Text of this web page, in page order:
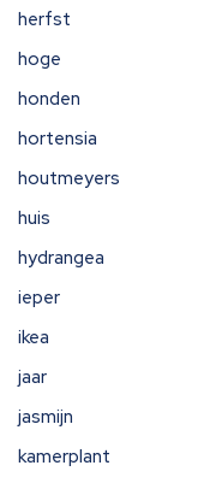
herfst
hoge
honden
hortensia
houtmeyers
huis
hydrangea
ieper
ikea
jaar
jasmijn
kamerplant